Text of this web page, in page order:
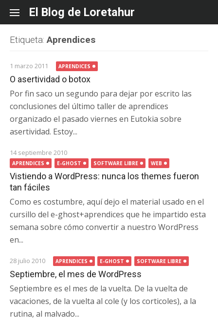
content
El Blog de Loretahur
Etiqueta:Aprendices
1 marzo 2011 APRENDICES
O asertividad o botox
Por fin saco un segundo para dejar por escrito las
conclusiones del último taller de aprendices
organizado el pasado viernes en Eutokia sobre
asertividad. Estoy...
14 septiembre 2010
APRENDICES E-GHOST SOFTWARE LIBRE WEB
Vistiendo a WordPress: nunca los themes fueron
tan fáciles
Como es costumbre, aquí dejo el material usado en el
cursillo del e-ghost+aprendices que he impartido esta
semana sobre cómo convertir a nuestro WordPress
en...
28 julio 2010 APRENDICES E-GHOST SOFTWARE LIBRE
Septiembre, el mes de WordPress
Septiembre es el mes de la vuelta. De la vuelta de
vacaciones, de la vuelta al cole (y los corticoles), a la
rutina, al malvado...